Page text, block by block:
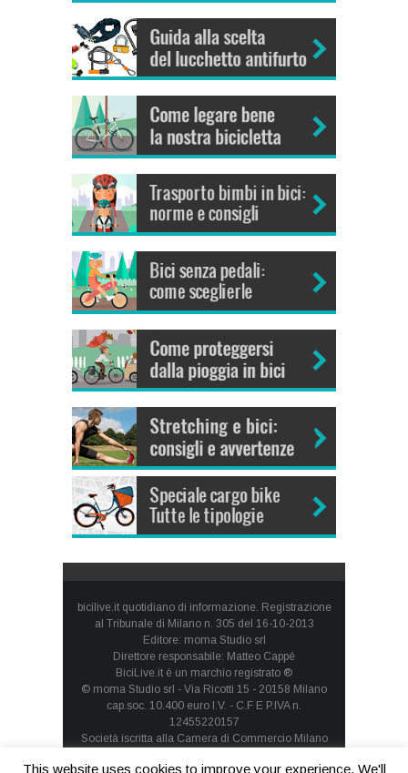
bicilive.it quotidiano di informazione. Registrazione
al Tribunale di Milano n. 305 del 16-10-2013
Editore: moma Studio srl
Direttore responsabile: Matteo Cappè
BiciLive.it è un marchio registrato ®
© moma Studio srl - Via Ricotti 15 - 20158 Milano
cap.soc. 10.400 euro I.V. - C.F E P.IVA n.
12455220157
Società iscritta alla Camera di Commercio Milano
This website uses cookies to improve your experience. We'll